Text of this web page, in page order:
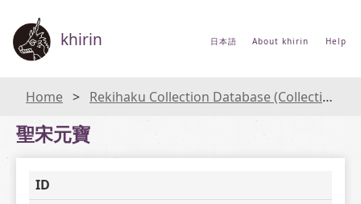
khirin 日本語 About khirin Help
Home Rekihaku Collection Database (Collections Database of the National Museum of Japanese History)
聖宋元寶
ID